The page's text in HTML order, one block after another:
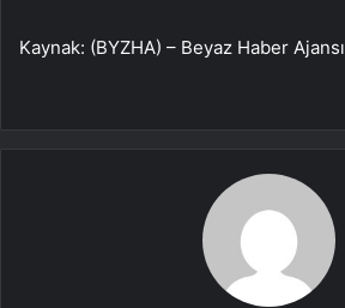
Kaynak: (BYZHA) – Beyaz Haber Ajansı